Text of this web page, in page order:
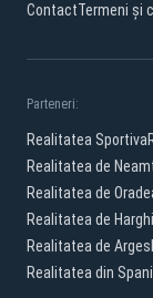
ContactTermeni și
Parteneri:
Realitatea Sportiva
Realitatea de
Realitatea de
Realitatea de
Realitatea de Arges
Realitatea din